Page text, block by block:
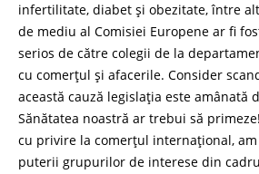
infertilitate, diabet și obezitate, între
de mediu al Comisiei Europene ar fi
serios de către colegii de la
cu comerțul și afacerile. Consider
această cauză legislația este amânată
Sănătatea noastră ar trebui să
cu privire la comerțul internațional,
puterii grupurilor de interese din